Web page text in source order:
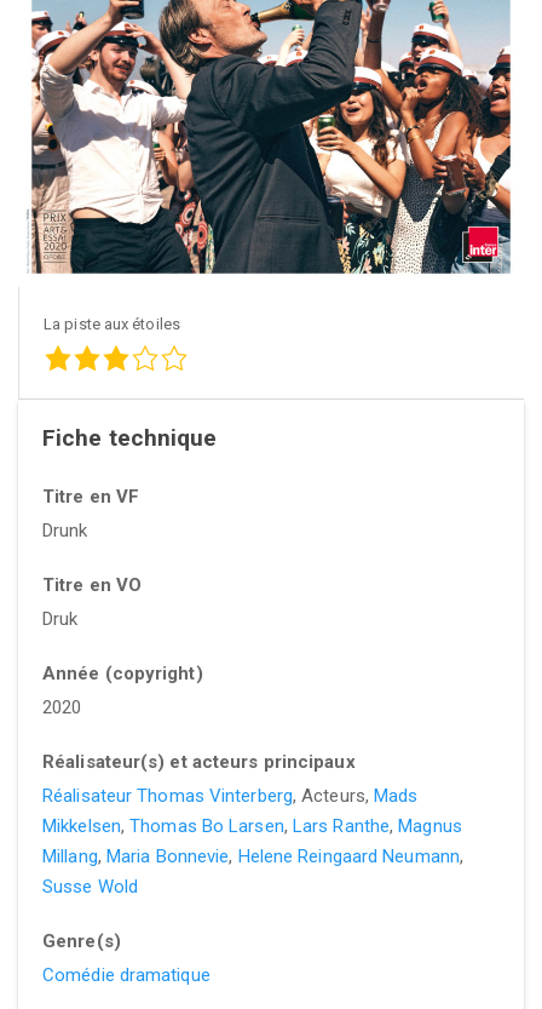
La piste aux étoiles
Fiche technique
Titre en VF
Drunk
Titre en VO
Druk
Année (copyright)
2020
Réalisateur(s) et acteurs principaux
Réalisateur Thomas Vinterberg, Acteurs, Mads
Mikkelsen,Thomas Bo Larsen, Lars Ranthe, Magnus
Millang, Maria Bonnevie, Helene Reingaard Neumann,
Susse Wold
Genre(s)
Comédie dramatique